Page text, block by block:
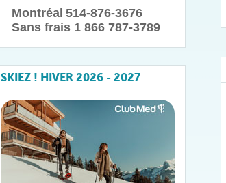
Montréal 514-876-3676
Sans frais 1 866 787-3789
SKIEZ ! HIVER 2026 - 2027